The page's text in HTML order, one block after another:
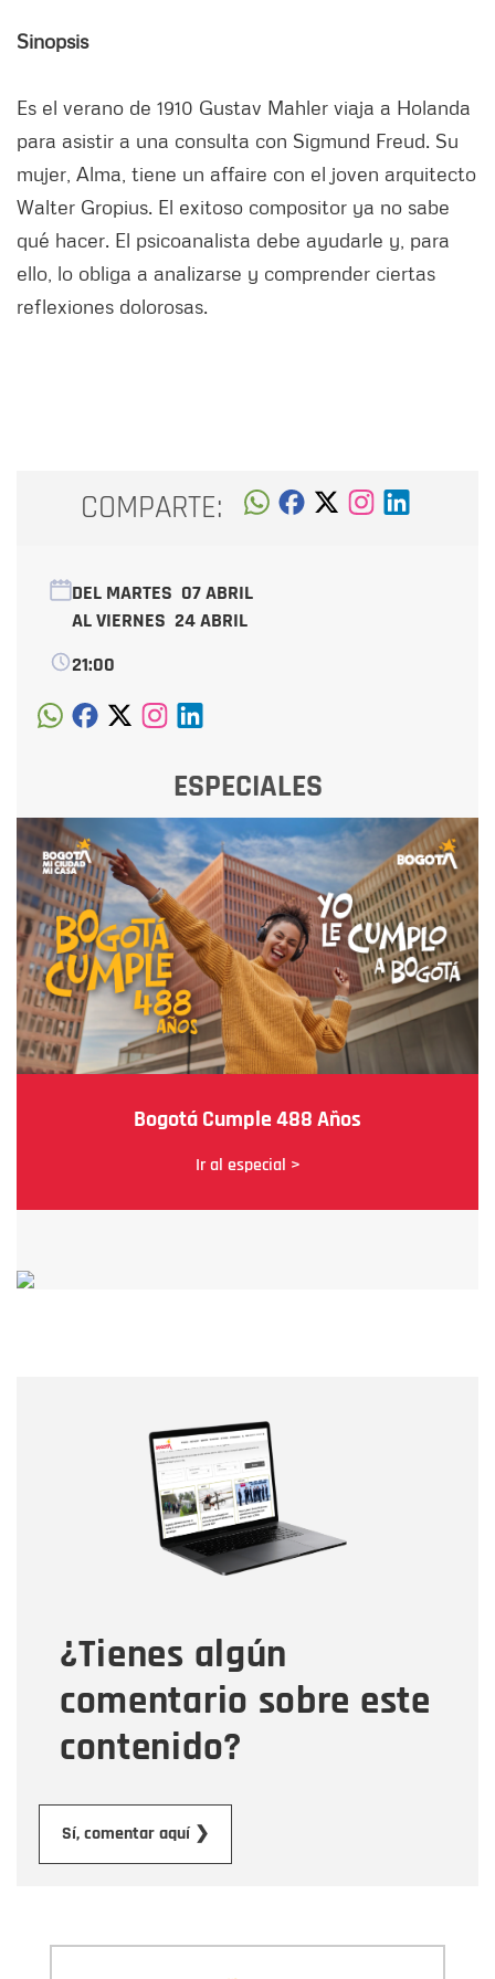
Sinopsis
Es el verano de 1910 Gustav Mahler viaja a Holanda
para asistir a una consulta con Sigmund Freud. Su
mujer, Alma, tiene un affaire con el joven arquitecto
Walter Gropius. El exitoso compositor ya no sabe
qué hacer. El psicoanalista debe ayudarle y, para
ello, lo obliga a analizarse y comprender ciertas
reflexiones dolorosas.
COMPARTE:
DEL MARTES 07 ABRIL
AL VIERNES 24 ABRIL
21:00
ESPECIALES
Bogotá Cumple 488 Años
Ir al especial >
¿Tienes algún
comentario sobre este
contenido?
Sí, comentar aquí ❯
Correo electrónico
Tipo de comentario
Mensaje